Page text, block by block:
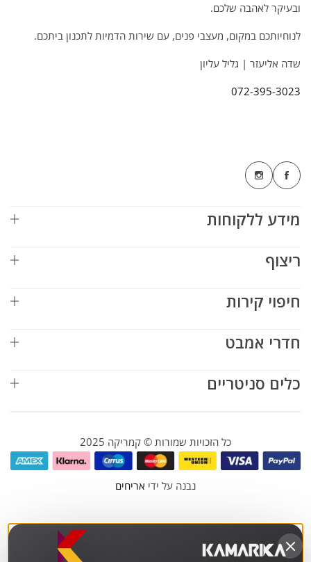
ובעיקר לאהבה שלכם.
לנוחיותכם במקום, מעצבי פנים, עם שירות הדמיות לתכנון ביתכם.
שדה אליעזר | גליל עליון
072-395-3023
מידע ללקוחות
ריצוף
חיפוי קירות
חדרי אמבט
כלים סניטריים
כל הזכויות שמורות © קמריקה 2025
נבנה על ידי אריחים